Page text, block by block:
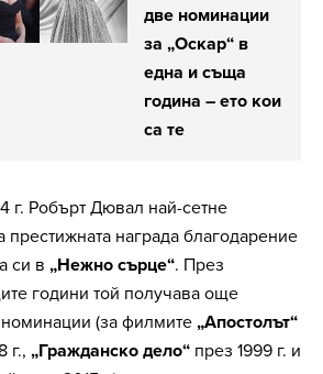
две номинации
за „Оскар“ в
една и съща
година – ето кои
са те
г. Робърт Дювал най-сетне
престижната награда благодарение
си в „Нежно сърце“. През
години той получава още
(за филмите „Апостолът“
г., „Гражданско дело“ през 1999 г. и